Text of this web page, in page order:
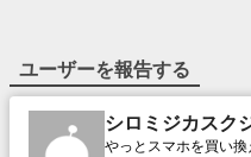
ユーザーを報告する
シロミジカスク
やっとスマホを買い